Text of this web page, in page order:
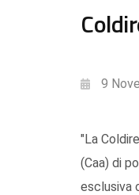
9
"La
(Caa) di
esclusiva